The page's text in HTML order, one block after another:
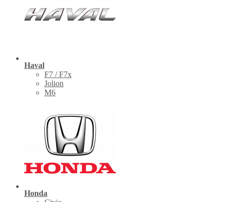
Haval
F7 / F7x
Jolion
M6
Honda